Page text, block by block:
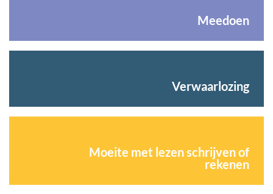
Meedoen
Verwaarlozing
Moeite met lezen schrijven of
rekenen